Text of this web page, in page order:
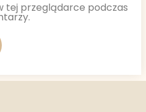
tej przeglądarce podczas